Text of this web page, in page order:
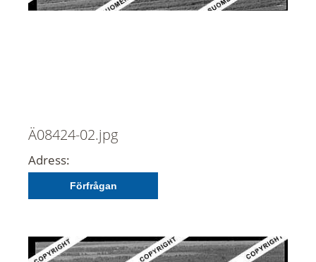
Ä08424-02.jpg
Adress:
Förfrågan